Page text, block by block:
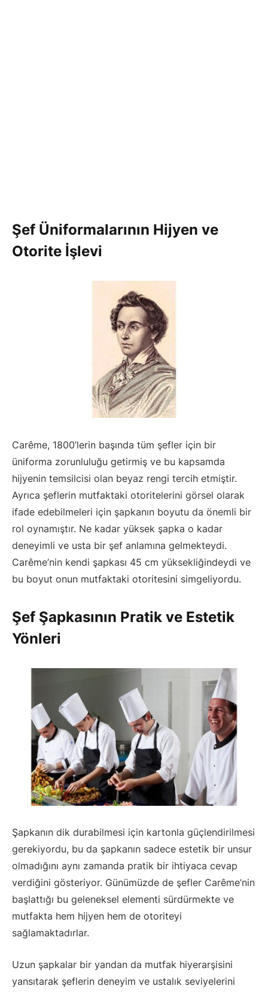
Şef Üniformalarının Hijyen ve
Otorite İşlevi
Carême, 1800’lerin başında tüm şefler için bir
üniforma zorunluluğu getirmiş ve bu kapsamda
hijyenin temsilcisi olan beyaz rengi tercih etmiştir.
Ayrıca şeflerin mutfaktaki otoritelerini görsel olarak
ifade edebilmeleri için şapkanın boyutu da önemli bir
rol oynamıştır. Ne kadar yüksek şapka o kadar
deneyimli ve usta bir şef anlamına gelmekteydi.
Carême’nin kendi şapkası 45 cm yüksekliğindeydi ve
bu boyut onun mutfaktaki otoritesini simgeliyordu.
Şef Şapkasının Pratik ve Estetik
Yönleri
Şapkanın dik durabilmesi için kartonla güçlendirilmesi
gerekiyordu, bu da şapkanın sadece estetik bir unsur
olmadığını aynı zamanda pratik bir ihtiyaca cevap
verdiğini gösteriyor. Günümüzde de şefler Carême’nin
başlattığı bu geleneksel elementi sürdürmekte ve
mutfakta hem hijyen hem de otoriteyi
sağlamaktadırlar.
Uzun şapkalar bir yandan da mutfak hiyerarşisini
yansıtarak şeflerin deneyim ve ustalık seviyelerini